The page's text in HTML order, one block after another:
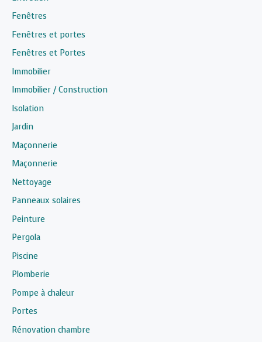
Fenêtres
Fenêtres et portes
Fenêtres et Portes
Immobilier
Immobilier / Construction
Isolation
Jardin
Maçonnerie
Maçonnerie
Nettoyage
Panneaux solaires
Peinture
Pergola
Piscine
Plomberie
Pompe à chaleur
Portes
Rénovation chambre